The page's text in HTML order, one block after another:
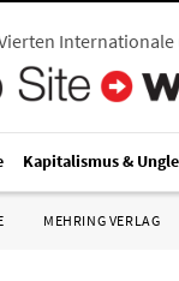
Internationale
Kapitalismus &
MEHRING VERLAG